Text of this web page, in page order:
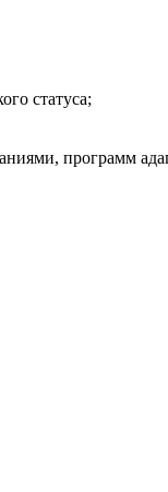
статуса;
программ